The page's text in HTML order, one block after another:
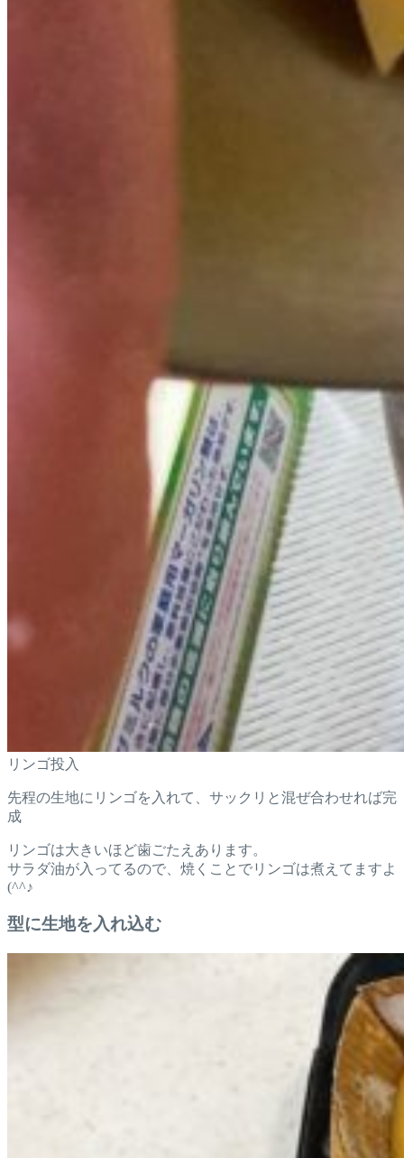
リンゴ投入
先程の生地にリンゴを入れて、サックリと混ぜ合わせれば完
成
リンゴは大きいほど歯ごたえあります。
サラダ油が入ってるので、焼くことでリンゴは煮えてますよ
(^^♪
型に生地を入れ込む